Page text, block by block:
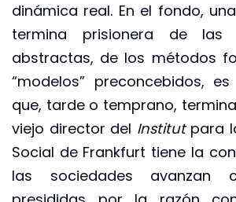
dinámica real. En el fondo,
termina prisionera de las
abstractas, de los métodos
“modelos” preconcebidos,
que, tarde o temprano,
viejo director del Institut para
Social de Frankfurt tiene la
las sociedades avanzan